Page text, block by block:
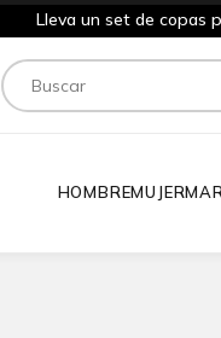
Lleva un set de copas
Buscar
HOMBREMUJER